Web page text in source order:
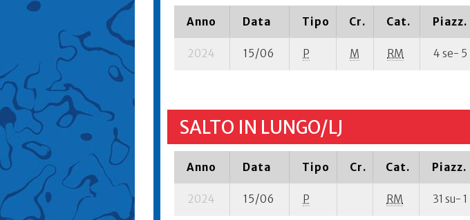
Anno Data Tipo Cr. Cat. Piazz.
2024 15/06 P M RM 4 se- 5
SALTO IN LUNGO/LJ
Anno Data Tipo Cr. Cat. Piazz.
2024 15/06 P RM 31 su- 1